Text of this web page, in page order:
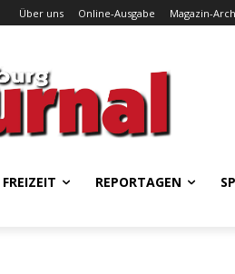
Über uns Online-Ausgabe Magazin-
FREIZEIT REPORTAGEN